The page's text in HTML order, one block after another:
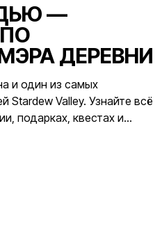
—
ДЕРЕВНИ
и один из самых
Stardew Valley. Узнайте всё
подарках, квестах и